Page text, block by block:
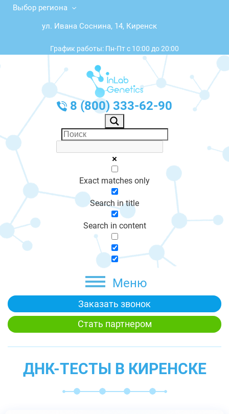
Выбор региона
ул. Ивана Соснина, 14, Киренск
График работы: Пн-Пт с 10:00 до 20:00
8 (800) 333-62-90
Exact matches only
Search in title
Search in content
Меню
Заказать звонок
Стать партнером
ДНК-ТЕСТЫ В КИРЕНСКЕ